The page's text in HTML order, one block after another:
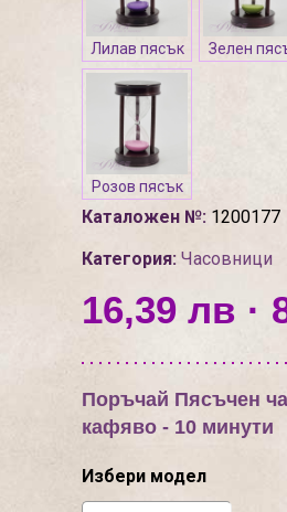
Лилав пясък Зелен
Розов пясък
Каталожен №: 1200177
Категория: Часовници
16,39 лв ·
Поръчай Пясъчен
кафяво - 10 минути
Избери модел